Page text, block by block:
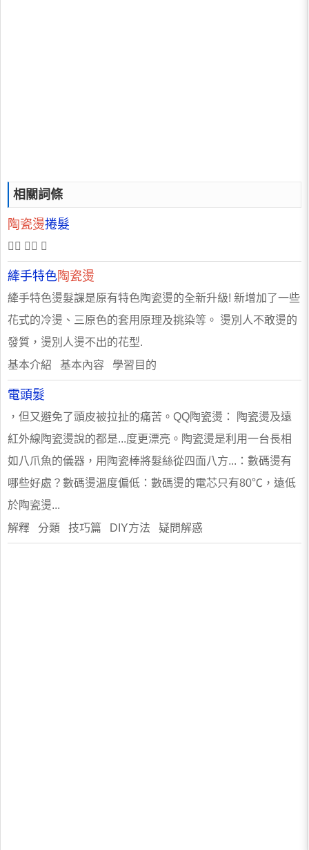
相關詞條
陶瓷燙捲髮
  
縴手特色陶瓷燙
縴手特色燙髮課是原有特色陶瓷燙的全新升級! 新增加了一些
花式的冷燙、三原色的套用原理及挑染等。 燙別人不敢燙的
發質，燙別人燙不出的花型.
基本介紹 基本內容 學習目的
電頭髮
，但又避免了頭皮被拉扯的痛苦。QQ陶瓷燙： 陶瓷燙及遠
紅外線陶瓷燙說的都是...度更漂亮。陶瓷燙是利用一台長相
如八爪魚的儀器，用陶瓷棒將髮絲從四面八方...：數碼燙有
哪些好處？數碼燙溫度偏低：數碼燙的電芯只有80℃，遠低
於陶瓷燙...
解釋 分類 技巧篇 DIY方法 疑問解惑